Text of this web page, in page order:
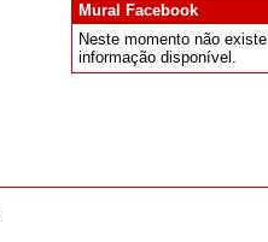
Mural Facebook
Neste momento não existe
informação disponível.